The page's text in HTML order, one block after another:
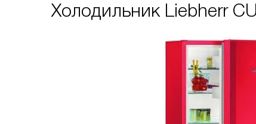
Холодильник Liebherr